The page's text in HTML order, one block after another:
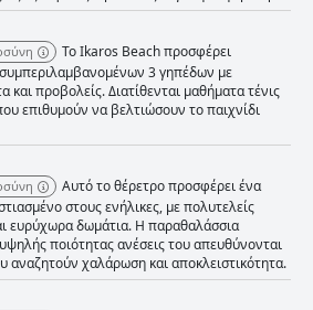
Το Ikaros Beach προσφέρει
συμπεριλαμβανομένων 3 γηπέδων με
και προβολείς. Διατίθενται μαθήματα τένις
επιθυμούν να βελτιώσουν το παιχνίδι
Αυτό το θέρετρο προσφέρει ένα
στους ενήλικες, με πολυτελείς
ευρύχωρα δωμάτια. Η παραθαλάσσια
ποιότητας ανέσεις του απευθύνονται
αναζητούν χαλάρωση και αποκλειστικότητα.